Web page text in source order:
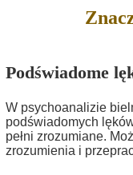
Podświadome
W psychoanalizie
podświadomych
pełni zrozumiane.
zrozumienia i